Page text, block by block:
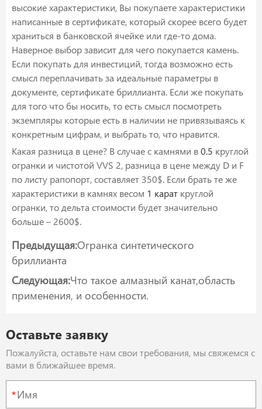
высокие характеристики, Вы покупаете характеристики
написанные в сертификате, который скорее всего будет
храниться в банковской ячейке или где-то дома.
Наверное выбор зависит для чего покупается камень.
Если покупать для инвестиций, тогда возможно есть
смысл переплачивать за идеальные параметры в
документе, сертификате бриллианта. Если же покупать
для того что бы носить, то есть смысл посмотреть
экземпляры которые есть в наличии не привязываясь к
конкретным цифрам, и выбрать то, что нравится.
Какая разница в цене? В случае с камнями в0.5 круглой
огранки и чистотой VVS 2, разница в цене между D и F
по листу рапопорт, составляет 350$. Если брать те же
характеристики в камнях весом 1 карат круглой
огранки, то дельта стоимости будет значительно
больше – 2600$.
Предыдущая:Огранка синтетического
бриллианта
Следующая:Что такое алмазный канат,область
применения, и особенности.
Оставьте заявку
Пожалуйста, оставьте нам свои требования, мы свяжемся с
вами в ближайшее время.
*